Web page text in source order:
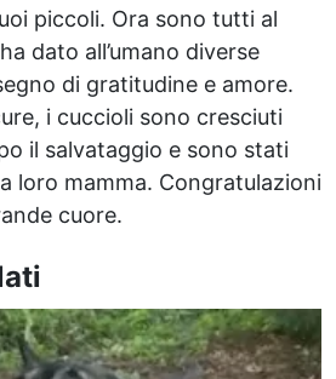
piccoli. Ora sono tutti al
dato all’umano diverse
di gratitudine e amore.
i cuccioli sono cresciuti
il salvataggio e sono stati
loro mamma. Congratulazioni
cuore.